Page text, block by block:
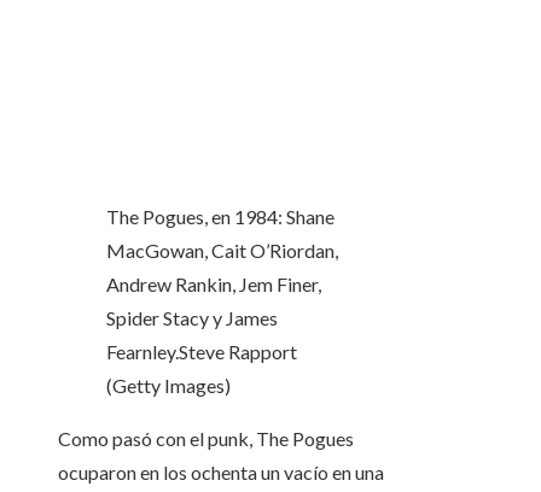
The Pogues, en 1984: Shane
MacGowan, Cait O’Riordan,
Andrew Rankin, Jem Finer,
Spider Stacy y James
Fearnley.Steve Rapport
(Getty Images)
Como pasó con el punk, The Pogues
ocuparon en los ochenta un vacío en una